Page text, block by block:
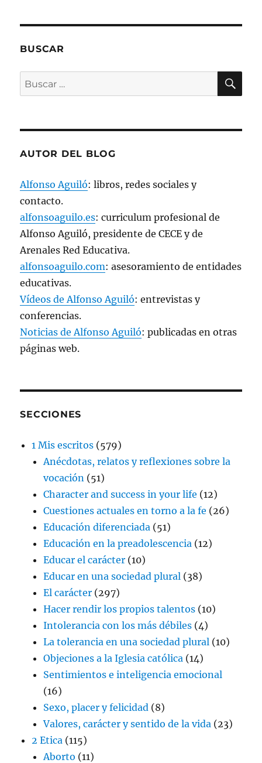
b
n
e
n
a
BUSCAR
Buscar
por:
AUTOR DEL BLOG
Alfonso Aguiló: libros, redes sociales y
contacto.
alfonsoaguilo.es: curriculum profesional de
Alfonso Aguiló, presidente de CECE y de
Arenales Red Educativa.
alfonsoaguilo.com: asesoramiento de entidades
educativas.
Vídeos de Alfonso Aguiló: entrevistas y
conferencias.
Noticias de Alfonso Aguiló: publicadas en otras
páginas web.
SECCIONES
1 Mis escritos (579)
Anécdotas, relatos y reflexiones sobre la
vocación (51)
Character and success in your life (12)
Cuestiones actuales en torno a la fe (26)
Educación diferenciada (51)
Educación en la preadolescencia (12)
Educar el carácter (10)
Educar en una sociedad plural (38)
El carácter (297)
Hacer rendir los propios talentos (10)
Intolerancia con los más débiles (4)
La tolerancia en una sociedad plural (10)
Objeciones a la Iglesia católica (14)
Sentimientos e inteligencia emocional
(16)
Sexo, placer y felicidad (8)
Valores, carácter y sentido de la vida (23)
2 Etica (115)
Aborto (11)